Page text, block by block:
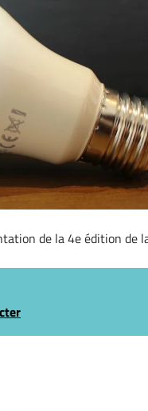
de la 4e édition de